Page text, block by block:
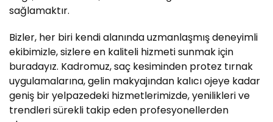
sağlamaktır.
Bizler, her biri kendi alanında uzmanlaşmış deneyimli
ekibimizle, sizlere en kaliteli hizmeti sunmak için
buradayız. Kadromuz, saç kesiminden protez tırnak
uygulamalarına, gelin makyajından kalıcı ojeye kadar
geniş bir yelpazedeki hizmetlerimizde, yenilikleri ve
trendleri sürekli takip eden profesyonellerden